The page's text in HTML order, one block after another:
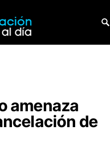
amenaza
de